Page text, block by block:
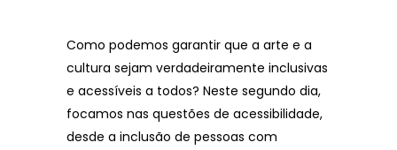
Como podemos garantir que a arte e a
cultura sejam verdadeiramente inclusivas
e acessíveis a todos? Neste segundo dia,
focamos nas questões de acessibilidade,
desde a inclusão de pessoas com